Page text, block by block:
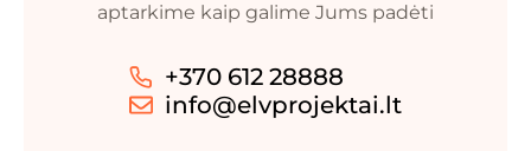
aptarkime kaip galime Jums padėti
+370 612 28888
info@elvprojektai.lt